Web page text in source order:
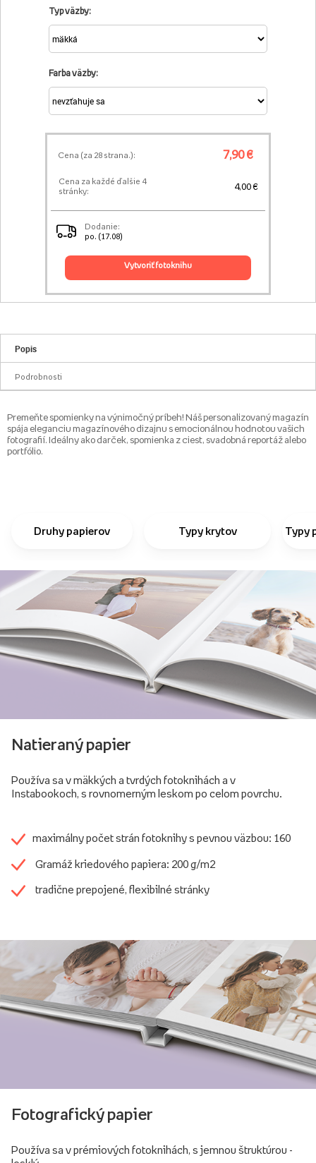
Typ väzby:
Farba väzby:
Cena (za 28 strana.): 7,90 €
Cena za každé ďalšie 4
stránky:
4,00 €
Dodanie:
po. (17.08)
vytvoriť fotoknihu
Popis
Podrobnosti
Premeňte spomienky na výnimočný príbeh! Náš personalizovaný magazín
spája eleganciu magazínového dizajnu s emocionálnou hodnotou vašich
fotografií. Ideálny ako darček, spomienka z ciest, svadobná reportáž alebo
portfólio.
Druhy papierov Typy krytov Typy
Natieraný papier
Používa sa v mäkkých a tvrdých fotoknihách a v
Instabookoch, s rovnomerným leskom po celom povrchu.
maximálny počet strán fotoknihy s pevnou väzbou: 160
Gramáž kriedového papiera: 200 g/m2
tradične prepojené, flexibilné stránky
Fotografický papier
Používa sa v prémiových fotoknihách, s jemnou štruktúrou -